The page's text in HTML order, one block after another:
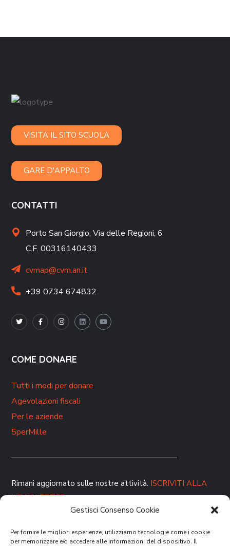
Gestisci Consenso Cookie
Per fornire le migliori esperienze, utilizziamo tecnologie come i cookie
per memorizzare e/o accedere alle informazioni del dispositivo. Il
VISITA IL SITO SCUOLA
GARE D'APPALTO
CONTATTI
Porto San Giorgio,Via delle Regioni, 6
C.F. 00316140433
cvmap@cvm.an.it
+39 0734 674832
COME DONARE
Tutti i modi per donare
Agevolazioni fiscali
Per le aziende
5perMille
Rimani aggiornato sulle nostre attività. ISCRIVITI ALLA
NEWSLETTER